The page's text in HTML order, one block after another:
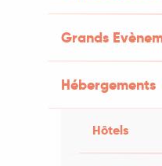
Grands
Hébergements
Hôtels
réseaux !